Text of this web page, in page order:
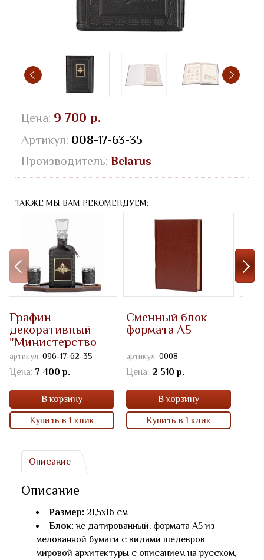
Цена: 9 700 р.
Артикул: 008-17-63-35
Производитель: Belarus
Описание
Описание
Размер: 21,5x16 см
Блок: не датированный, формата А5 из
мелованной бумаги с видами шедевров
мировой архитектуры с описанием на русском,
ТАКЖЕ МЫ ВАМ РЕКОМЕНДУЕМ:
Графин
декоративный
"Министерство
обороны"
артикул: 096-17-62-35
Цена: 7 400 р.
В корзину
Купить в 1 клик
Сменный блок
формата А5
артикул: 0008
Цена: 2 510 р.
В корзину
Купить в 1 клик